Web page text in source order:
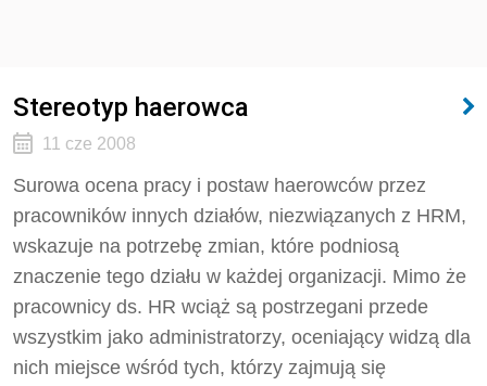
Stereotyp haerowca
11 cze 2008
Surowa ocena pracy i postaw haerowców przez
pracowników innych działów, niezwiązanych z HRM,
wskazuje na potrzebę zmian, które podniosą
znaczenie tego działu w każdej organizacji. Mimo że
pracownicy ds. HR wciąż są postrzegani przede
wszystkim jako administratorzy, oceniający widzą dla
nich miejsce wśród tych, którzy zajmują się